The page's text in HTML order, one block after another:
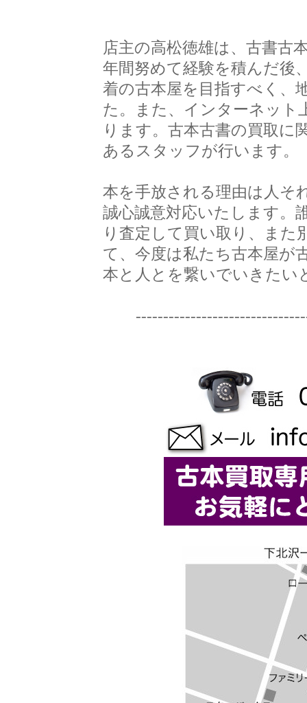
店主の高松徳雄は、古書古
年間努めて経験を積んだ後
着の古本屋を目指すべく、
た。また、インターネット
ります。古本古書の買取に
あるスタッフが行います。
本を手放される理由は人そ
誠心誠意対応いたします。
り査定して買い取り、また
て、今度は私たち古本屋が
本と人とを繋いでいきたい